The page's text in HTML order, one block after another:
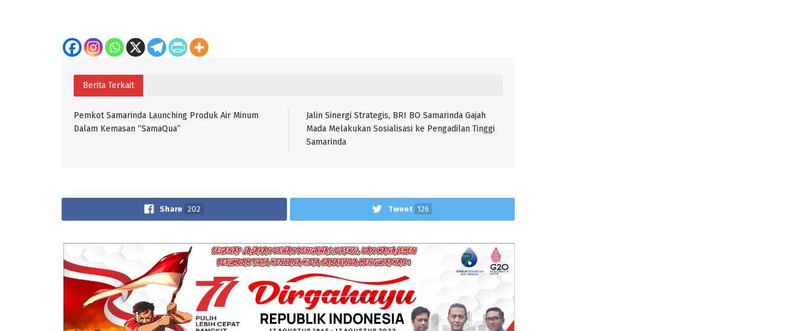
Berita Terkait
Pemkot Samarinda Launching Produk Air Minum
Dalam Kemasan “SamaQua”
Jalin Sinergi Strategis, BRI BO Samarinda Gajah
Mada Melakukan Sosialisasi ke Pengadilan Tinggi
Samarinda
Share 202 Tweet 126